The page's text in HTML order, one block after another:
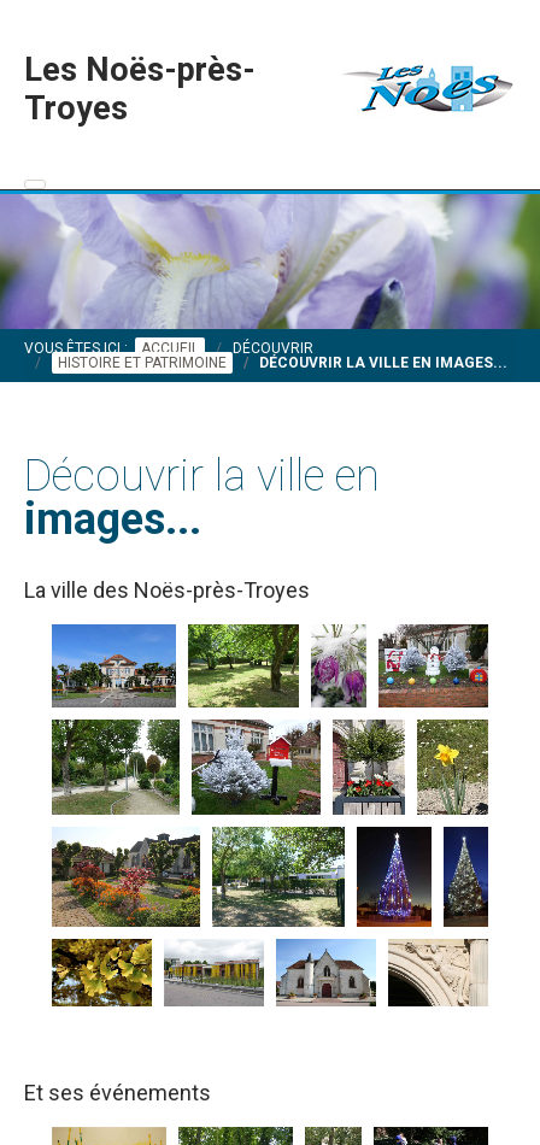
Les Noës-près-
Troyes
VOUS ÊTES ICI : ACCUEIL
DÉCOUVRIR
HISTOIRE ET PATRIMOINE
DÉCOUVRIR LA VILLE EN IMAGES...
Découvrir la ville en
images...
La ville des Noës-près-Troyes
Et ses événements